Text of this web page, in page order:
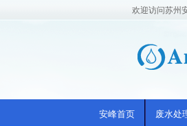
欢迎访问苏州
安峰首页 废水处